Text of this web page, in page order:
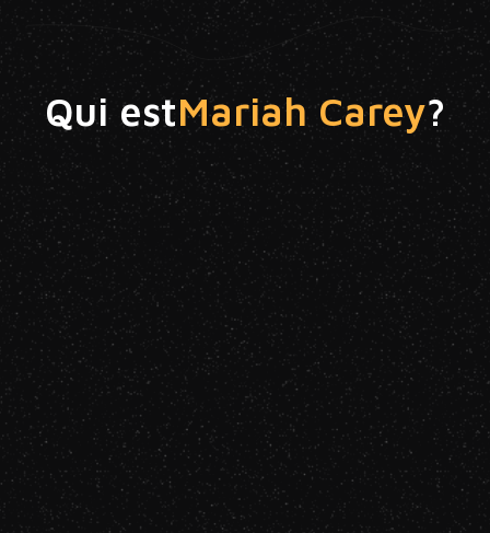
Qui estMariah Carey?